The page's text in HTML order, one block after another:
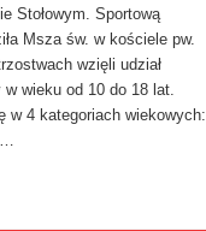
Stołowym. Sportową
Msza św. w kościele pw.
wzięli udział
wieku od 10 do 18 lat.
w 4 kategoriach wiekowych:
…